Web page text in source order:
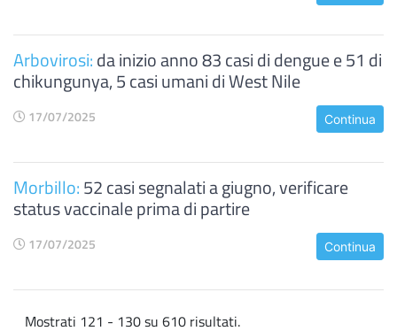
Arbovirosi:da inizio anno 83 casi di dengue e 51 di
chikungunya, 5 casi umani di West Nile
17/07/2025 Continua
Morbillo:52 casi segnalati a giugno, verificare
status vaccinale prima di partire
17/07/2025 Continua
Mostrati 121 - 130 su 610 risultati.